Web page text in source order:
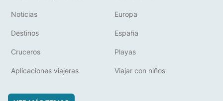
Noticias Europa
Destinos España
Cruceros Playas
Aplicaciones viajeras Viajar con niños